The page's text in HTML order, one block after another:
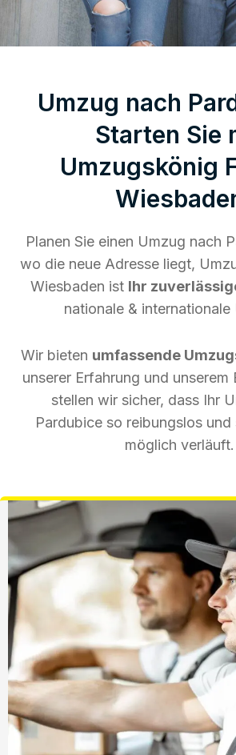
Umzug nach
Starten Sie
Umzugskönig
Planen Sie einen Umzug nach
wo die neue Adresse liegt,
Wiesbaden ist Ihr
nationale & internationale
Wir bieten umfassende
unserer Erfahrung und unserem
stellen wir sicher, dass Ihr
Pardubice so reibungslos
möglich verläuft.